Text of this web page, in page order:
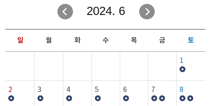
2024. 6
일 월 화 수 목 금 토
1
2 3 4 5 6 7 8